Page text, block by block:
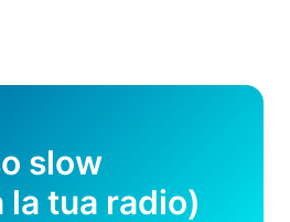
slow
la tua radio)